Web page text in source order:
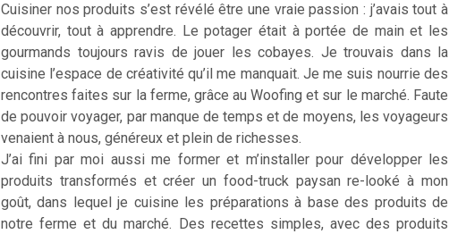
Cuisiner nos produits s’est révélé être une vraie passion : j’avais tout à
découvrir, tout à apprendre. Le potager était à portée de main et les
gourmands toujours ravis de jouer les cobayes. Je trouvais dans la
cuisine l’espace de créativité qu’il me manquait. Je me suis nourrie des
rencontres faites sur la ferme, grâce au Woofing et sur le marché. Faute
de pouvoir voyager, par manque de temps et de moyens, les voyageurs
venaient à nous, généreux et plein de richesses.
J’ai fini par moi aussi me former et m’installer pour développer les
produits transformés et créer un food-truck paysan re-looké à mon
goût, dans lequel je cuisine les préparations à base des produits de
notre ferme et du marché. Des recettes simples, avec des produits